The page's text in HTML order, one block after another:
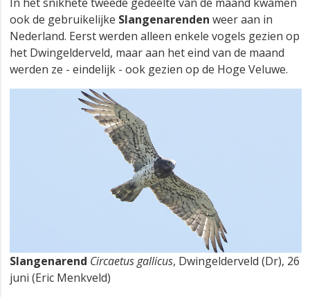
ook de gebruikelijke Slangenarenden weer aan in
Nederland. Eerst werden alleen enkele vogels gezien op
het Dwingelderveld, maar aan het eind van de maand
werden ze - eindelijk - ook gezien op de Hoge Veluwe.
Slangenarend Circaetus gallicus, Dwingelderveld (Dr), 26
juni (Eric Menkveld)